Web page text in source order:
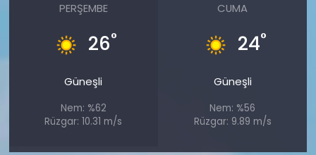
PERŞEMBE
26°
Güneşli
Nem: %62
Rüzgar: 10.31 m/s
CUMA
24°
Güneşli
Nem: %56
Rüzgar: 9.89 m/s